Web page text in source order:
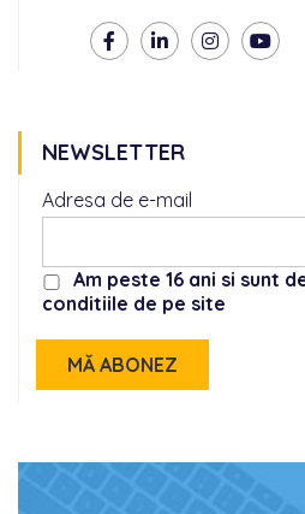
NEWSLETTER
Adresa de e-mail
Am peste 16 ani si sunt
conditiile de pe site